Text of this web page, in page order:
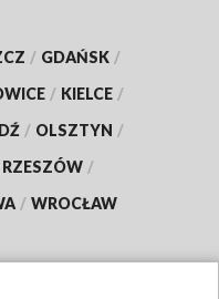
/ GDAŃSK /
/ KIELCE /
/ OLSZTYN /
RZESZÓW /
/ WROCŁAW